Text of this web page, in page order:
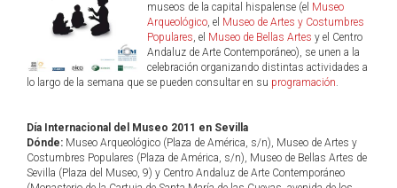
museos de la capital hispalense (el Museo
Arqueológico, el Museo de Artes y Costumbres
Populares, el Museo de Bellas Artes y el Centro
Andaluz de Arte Contemporáneo), se unen a la
celebración organizando distintas actividades a
lo largo de la semana que se pueden consultar en su programación.
Día Internacional del Museo 2011 en Sevilla
Dónde: Museo Arqueológico (Plaza de América, s/n), Museo de Artes y
Costumbres Populares (Plaza de América, s/n), Museo de Bellas Artes de
Sevilla (Plaza del Museo, 9) y Centro Andaluz de Arte Contemporáneo